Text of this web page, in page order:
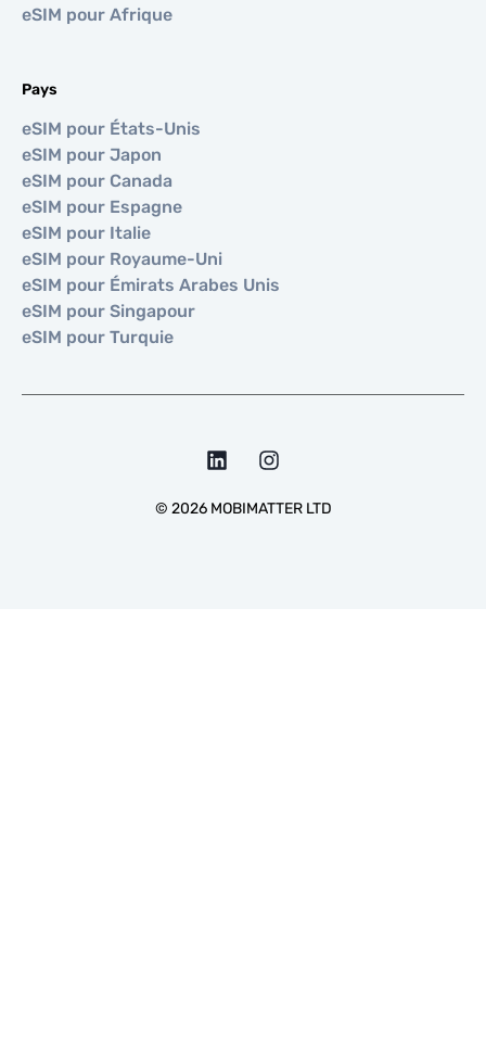
eSIM pour Afrique
Pays
eSIM pour États-Unis
eSIM pour Japon
eSIM pour Canada
eSIM pour Espagne
eSIM pour Italie
eSIM pour Royaume-Uni
eSIM pour Émirats Arabes Unis
eSIM pour Singapour
eSIM pour Turquie
© 2026MOBIMATTER LTD